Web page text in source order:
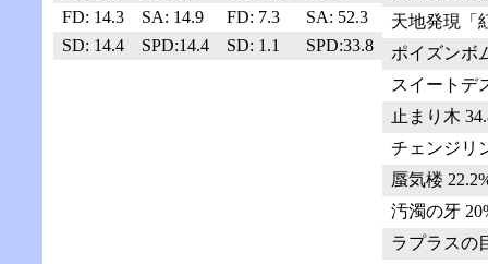
FD: 14.3
SA: 14.9 FD: 7.3
SA: 52.3
SD: 14.4
SPD:14.4 SD: 1.1 SPD:33.8
天地発現「
ポイズンボ
スイートデ
止まり木
チェンジリ
蜃気楼
汚濁の牙
ラプラスの